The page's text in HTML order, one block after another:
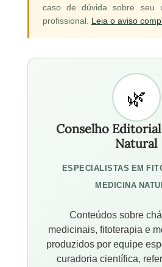
caso de dúvida sobre seu
profissional. Leia o aviso
Conselho
Natural
ESPECIALISTAS EM
MEDICINA
Conteúdos sobre
medicinais, fitoterapia e
produzidos por equipe
curadoria científica,